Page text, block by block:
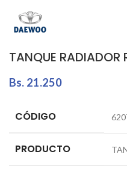
TANQUE RADIADOR
Bs. 21.250
CÓDIGO
PRODUCTO